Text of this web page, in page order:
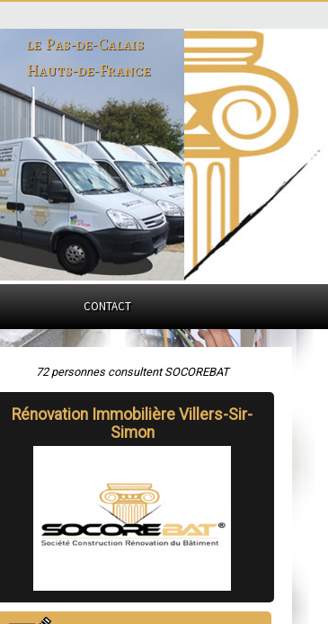
le Pas-de-Calais
Hauts-de-France
CONTACT
72 personnes consultent SOCOREBAT
Rénovation Immobilière Villers-Sir-
Simon